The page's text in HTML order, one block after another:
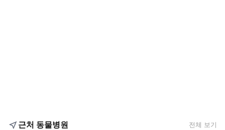
근처 동물병원 전체 보기